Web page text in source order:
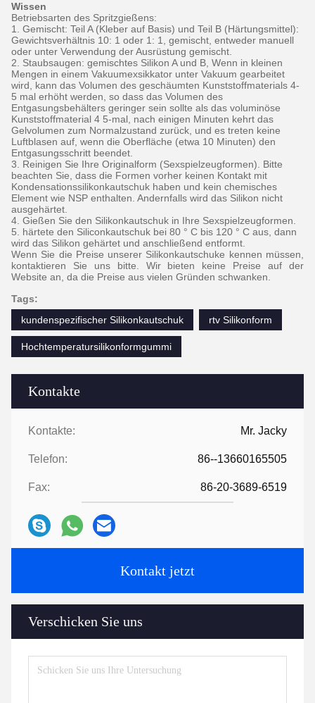
Kontakte
Kontakte: Mr. Jacky
Telefon: 86--13660165505
Fax: 86-20-3689-6519
Kontakt jetzt
Verschicken Sie uns
Wissen
Betriebsarten des Spritzgießens:
1. Gemischt: Teil A (Kleber auf Basis) und Teil B (Härtungsmittel):
Gewichtsverhältnis 10: 1 oder 1: 1, gemischt, entweder manuell
oder unter Verwendung der Ausrüstung gemischt.
2. Staubsaugen: gemischtes Silikon A und B, Wenn in kleinen
Mengen in einem Vakuumexsikkator unter Vakuum gearbeitet
wird, kann das Volumen des geschäumten Kunststoffmaterials 4-
5 mal erhöht werden, so dass das Volumen des
Entgasungsbehälters geringer sein sollte als das voluminöse
Kunststoffmaterial 4 5-mal, nach einigen Minuten kehrt das
Gelvolumen zum Normalzustand zurück, und es treten keine
Luftblasen auf, wenn die Oberfläche (etwa 10 Minuten) den
Entgasungsschritt beendet.
3. Reinigen Sie Ihre Originalform (Sexspielzeugformen). Bitte
beachten Sie, dass die Formen vorher keinen Kontakt mit
Kondensationssilikonkautschuk haben und kein chemisches
Element wie NSP enthalten. Andernfalls wird das Silikon nicht
ausgehärtet.
4. Gießen Sie den Silikonkautschuk in Ihre Sexspielzeugformen.
5. härtete den Siliconkautschuk bei 80 ° C bis 120 ° C aus, dann
wird das Silikon gehärtet und anschließend entformt.
Wenn Sie die Preise unserer Silikonkautschuke kennen müssen,
kontaktieren Sie uns bitte.
Wir bieten keine Preise auf der
Website an, da die Preise aus vielen Gründen schwanken.
Tags:
kundenspezifischer Silikonkautschuk
rtv Silikonform
Hochtemperatursilikonformgummi